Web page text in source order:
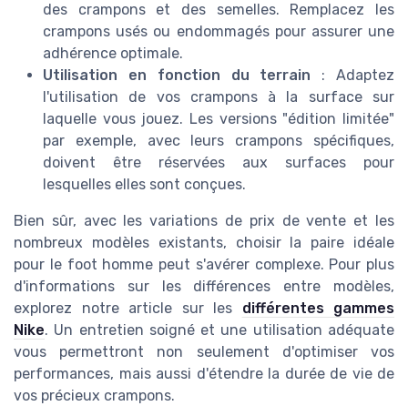
des crampons et des semelles. Remplacez les
crampons usés ou endommagés pour assurer une
adhérence optimale.
Utilisation en fonction du terrain : Adaptez
l'utilisation de vos crampons à la surface sur
laquelle vous jouez. Les versions "édition limitée"
par exemple, avec leurs crampons spécifiques,
doivent être réservées aux surfaces pour
lesquelles elles sont conçues.
Bien sûr, avec les variations de prix de vente et les
nombreux modèles existants, choisir la paire idéale
pour le foot homme peut s'avérer complexe. Pour plus
d'informations sur les différences entre modèles,
explorez notre article sur les différentes gammes
Nike. Un entretien soigné et une utilisation adéquate
vous permettront non seulement d'optimiser vos
performances, mais aussi d'étendre la durée de vie de
vos précieux crampons.